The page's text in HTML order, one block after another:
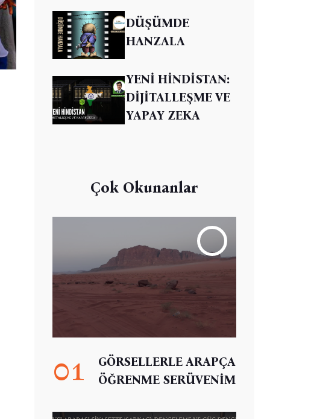
DÜŞÜMDE
HANZALA
YENİ HİNDİSTAN:
DİJİTALLEŞME VE
YAPAY ZEKA
Çok Okunanlar
01
GÖRSELLERLE ARAPÇA
ÖĞRENME SERÜVENİM